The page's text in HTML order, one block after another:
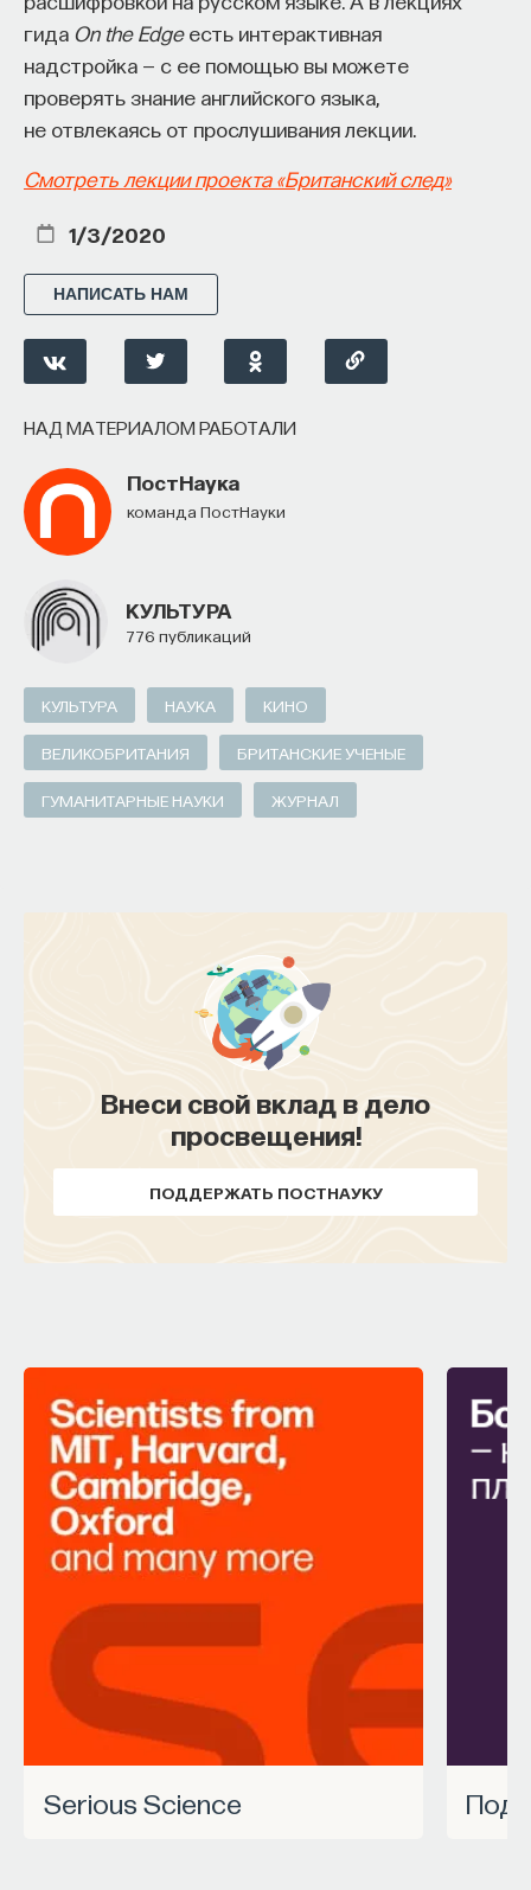
гида On the Edgeесть интерактивная
надстройка — с ее помощью вы можете
проверять знание английского языка,
не отвлекаясь от прослушивания лекции.
Смотреть лекции проекта «Британский след»
1/3/2020
НАПИСАТЬ НАМ
НАД МАТЕРИАЛОМ РАБОТАЛИ
ПостНаука
команда ПостНауки
КУЛЬТУРА
776 публикаций
КУЛЬТУРА НАУКА КИНО
ВЕЛИКОБРИТАНИЯ БРИТАНСКИЕ УЧЕНЫЕ
ГУМАНИТАРНЫЕ НАУКИ ЖУРНАЛ
Внеси свой вклад в дело
просвещения!
ПОДДЕРЖАТЬ ПОСТНАУКУ
Serious Science
ПАРТНЁР ПРОЕКТА
просвещения!